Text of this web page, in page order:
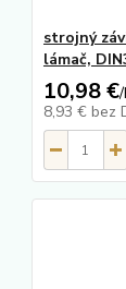
strojný
lámač,
10,98 €/
8,93 € bez